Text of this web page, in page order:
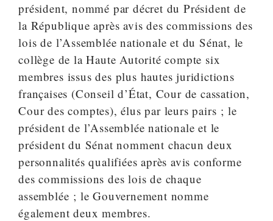
président, nommé par décret du Président de
la République après avis des commissions des
lois de l’Assemblée nationale et du Sénat, le
collège de la Haute Autorité compte six
membres issus des plus hautes juridictions
françaises (Conseil d’État, Cour de cassation,
Cour des comptes), élus par leurs pairs ; le
président de l’Assemblée nationale et le
président du Sénat nomment chacun deux
personnalités qualifiées après avis conforme
des commissions des lois de chaque
assemblée ; le Gouvernement nomme
également deux membres.